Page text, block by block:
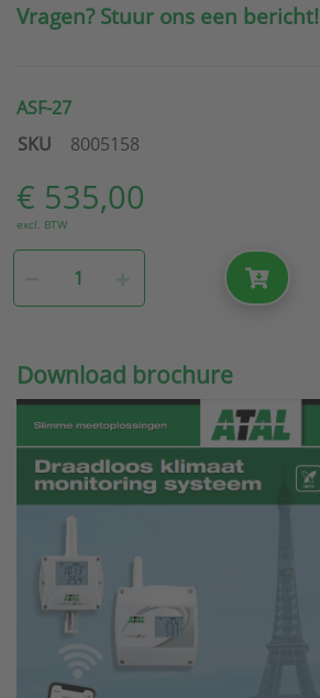
Vragen? Stuur ons een bericht!
ASF-27
SKU
8005158
€ 535,00
excl. BTW
Download brochure